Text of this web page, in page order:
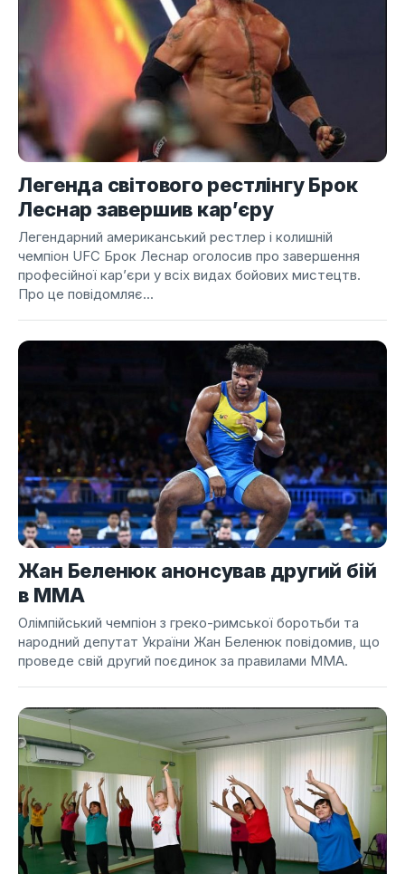
Легенда світового рестлінгу Брок
Леснар завершив кар’єру
Легендарний американський рестлер і колишній
чемпіон UFC Брок Леснар оголосив про завершення
професійної кар’єри у всіх видах бойових мистецтв.
Про це повідомляє...
Жан Беленюк анонсував другий бій
в ММА
Олімпійський чемпіон з греко-римської боротьби та
народний депутат України Жан Беленюк повідомив, що
проведе свій другий поєдинок за правилами ММА.